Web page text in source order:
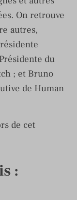
On retrouve
autres,
du
; et Bruno
de Human
de cet
: